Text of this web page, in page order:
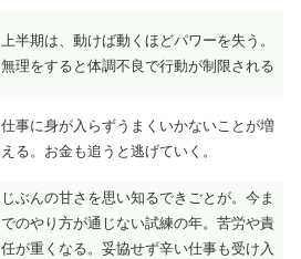
上半期は、動けば動くほどパワーを失う。
無理をすると体調不良で行動が制限される
仕事に身が入らずうまくいかないことが増
える。お金も追うと逃げていく。
じぶんの甘さを思い知るできごとが。今ま
でのやり方が通じない試練の年。苦労や責
任が重くなる。妥協せず辛い仕事も受け入